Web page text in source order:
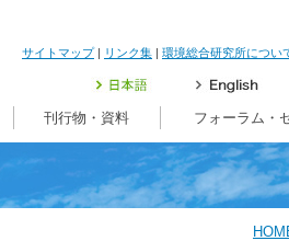
サイトマップ| リンク集 | 環境総合研究所につい
刊行物・資料 フォーラム・